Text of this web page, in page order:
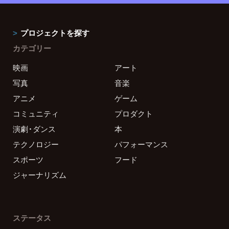
プロジェクトを探す
カテゴリー
映画
アート
写真
音楽
アニメ
ゲーム
コミュニティ
プロダクト
演劇・ダンス
本
テクノロジー
パフォーマンス
スポーツ
フード
ジャーナリズム
ステータス